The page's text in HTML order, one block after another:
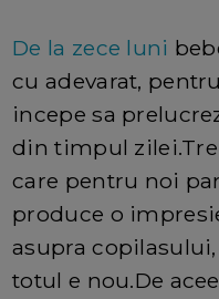
De la zece luni
cu adevarat,
incepe sa
din timpul
care pentru noi
produce o
asupra
totul e nou.De